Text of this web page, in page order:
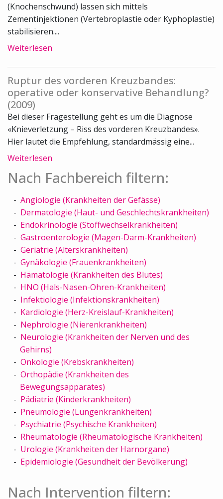
(Knochenschwund) lassen sich mittels
Zementinjektionen (Vertebroplastie oder Kyphoplastie)
stabilisieren....
Weiterlesen
Ruptur des vorderen Kreuzbandes:
operative oder konservative Behandlung?
(2009)
Bei dieser Fragestellung geht es um die Diagnose
«Knieverletzung – Riss des vorderen Kreuzbandes».
Hier lautet die Empfehlung, standardmässig eine...
Weiterlesen
Nach Fachbereich filtern:
Angiologie (Krankheiten der Gefässe)
Dermatologie (Haut- und Geschlechtskrankheiten)
Endokrinologie (Stoffwechselkrankheiten)
Gastroenterologie (Magen-Darm-Krankheiten)
Geriatrie (Alterskrankheiten)
Gynäkologie (Frauenkrankheiten)
Hämatologie (Krankheiten des Blutes)
HNO (Hals-Nasen-Ohren-Krankheiten)
Infektiologie (Infektionskrankheiten)
Kardiologie (Herz-Kreislauf-Krankheiten)
Nephrologie (Nierenkrankheiten)
Neurologie (Krankheiten der Nerven und des
Gehirns)
Onkologie (Krebskrankheiten)
Orthopädie (Krankheiten des
Bewegungsapparates)
Pädiatrie (Kinderkrankheiten)
Pneumologie (Lungenkrankheiten)
Psychiatrie (Psychische Krankheiten)
Rheumatologie (Rheumatologische Krankheiten)
Urologie (Krankheiten der Harnorgane)
Epidemiologie (Gesundheit der Bevölkerung)
Nach Intervention filtern: